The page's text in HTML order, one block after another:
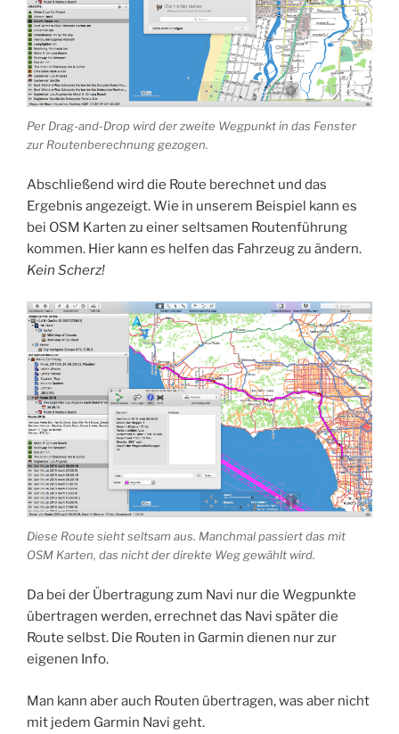
Per Drag-and-Drop wird der zweite Wegpunkt in das Fenster
zur Routenberechnung gezogen.
Abschließend wird die Route berechnet und das
Ergebnis angezeigt. Wie in unserem Beispiel kann es
bei OSM Karten zu einer seltsamen Routenführung
kommen. Hier kann es helfen das Fahrzeug zu ändern.
Kein Scherz!
Diese Route sieht seltsam aus. Manchmal passiert das mit
OSM Karten, das nicht der direkte Weg gewählt wird.
Da bei der Übertragung zum Navi nur die Wegpunkte
übertragen werden, errechnet das Navi später die
Route selbst. Die Routen in Garmin dienen nur zur
eigenen Info.
Man kann aber auch Routen übertragen, was aber nicht
mit jedem Garmin Navi geht.